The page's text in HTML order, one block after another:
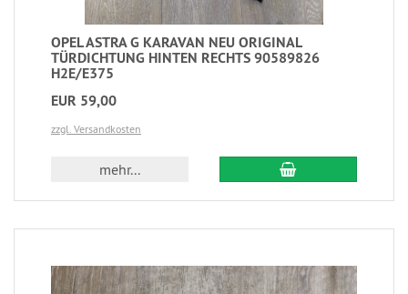
OPEL ASTRA G KARAVAN NEU ORIGINAL
TÜRDICHTUNG HINTEN RECHTS 90589826
H2E/E375
EUR 59,00
zzgl. Versandkosten
mehr...